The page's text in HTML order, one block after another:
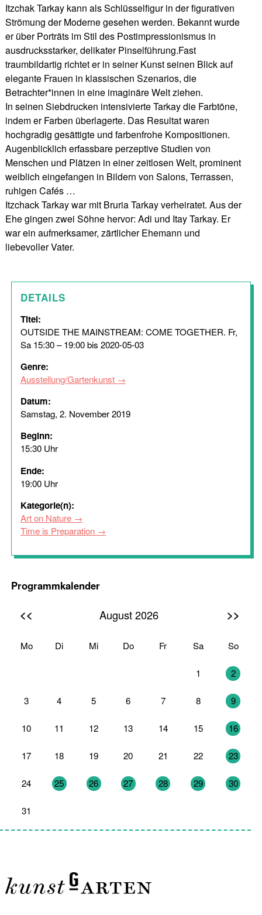
Itzchak Tarkay kann als Schlüsselfigur in der figurativen
Strömung der Moderne gesehen werden. Bekannt wurde
er über Porträts im Stil des Postimpressionismus in
ausdrucksstarker, delikater Pinselführung.Fast
traumbildartig richtet er in seiner Kunst seinen Blick auf
elegante Frauen in klassischen Szenarios, die
Betrachter*innen in eine imaginäre Welt ziehen.
In seinen Siebdrucken intensivierte Tarkay die Farbtöne,
indem er Farben überlagerte. Das Resultat waren
hochgradig gesättigte und farbenfrohe Kompositionen.
Augenblicklich erfassbare perzeptive Studien von
Menschen und Plätzen in einer zeitlosen Welt, prominent
weiblich eingefangen in Bildern von Salons, Terrassen,
ruhigen Cafés …
Itzchack Tarkay war mit Bruria Tarkay verheiratet. Aus der
Ehe gingen zwei Söhne hervor: Adi und Itay Tarkay. Er
war ein aufmerksamer, zärtlicher Ehemann und
liebevoller Vater.
DETAILS
Titel:
OUTSIDE THE MAINSTREAM: COME TOGETHER. Fr,
Sa 15:30 – 19:00 bis 2020-05-03
Genre:
Ausstellung/Gartenkunst
Datum:
Samstag, 2. November 2019
Beginn:
15:30 Uhr
Ende:
19:00 Uhr
Kategorie(n):
Art on Nature
Time is Preparation
Programmkalender
<< August 2026 >>
Mo Di Mi Do Fr Sa So
1 2
3 4 5 6 7 8 9
10 11 12 13 14 15 16
17 18 19 20 21 22 23
24 25 26 27 28 29 30
31